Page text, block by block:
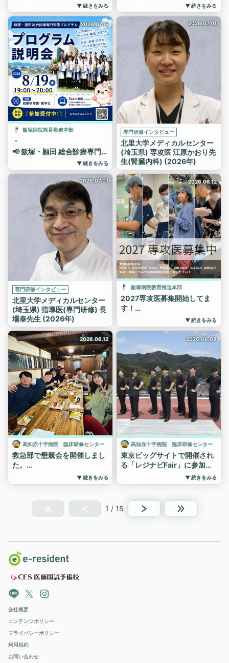
2026年8月に実施予定のイベ
ントです！
8月は救急科主催のセミナ
ー、初期研修プログラム説明
会、総合診療プログラム説明
会を開催します。
各イベント情報、参加申込は
プロフィールページのリンク
よりご覧いただけます。
@education_promotion_office
奮ってご参加ください😆
＃飯塚病院 #セミナー #初期
研修 #専門研修
▼ 続きをみる
2026 いいキャリラウンジ
～飯塚病院専門研修プログラ
ム個別オンライン説明会～
● いいキャリラウンジと
後期研修・専門研修をご検討
中の方向けの個別オンライン
プログラム説明会です。ご都
合に合わせて、診療科やプロ
グラムの担当医師と話ができ
ます！
見学になかなか行けない方
や、見学前に話を聞いておき
たい方はぜひご利用くださ
い！
希望の診療科の指導医と直
接つながり、あなたの都合が
良い時間にじっくり相談でき
ます。
● こんな方におすすめ！
・忙しくて病院見学に行く時
間がない
・合同説明会のスケジュール
が合わない
・見学前に、本音（カリキュ
ラムや福利厚生）を聞きたい
・指導医と1対1で、納得いく
まで話したい
・2027年度以降に後期研
修・専門研修を検討中の方
2026年4月～8月
● 日程・時間
平日30分程度
希望日時を申込フォームから
入力いただくと、担当が調整
いたします。
● 申込方法
プロフィールページのリンク
（linktr.eeまたは初期研修・
専門研修HP）よりお申込みい
ただけます。
@education_promotion_office
＜基幹プログラム＞
内科・総合診療(家庭医療）・
外科・救急科・産婦人科・小
児科・麻酔科
診療科の調整も可能です
#オンライン
▼ 続きをみる
2026.07.15
飯塚病院教育推進本部
・
📢 飯塚・頴田 総合診療専門研
修プログラム説明会 開催！
総合診療や家庭医療に興味の
ある方、進路を考えている方
8月19日（水）19:00〜
💻 Zoomにて「飯塚・頴田 総
合診療専門研修プログラム説
明会」を開催します！
こんな疑問はありませんか？
✅ どんな研修ができるの？
✅ 総合診療と家庭医療の違い
って？
✅ 病院の雰囲気は？
✅ 飯塚での生活は？
✅ 専門研修修了後のキャリア
は？
ホームページだけでは分から
ないことや、気になることを
実際に研修中の専攻医に直接
質問できる貴重な機会です✨
「少し気になる」「話だけで
も聞いてみたい」という方も
大歓迎！
ぜひお気軽にご参加ください
😊
🔗 事前登録はプロフィールの
リンク（linktr.ee）よりお願
いします
#飯塚病院 #総合診療 #家庭医
療 #総合診療専門医 #専門研
修
▼ 続きをみる
2026.07.01
専門研修インタビュー
北里大学メディカルセンター
(埼玉県) 専攻医 江原かおり先
生(腎臓内科) (2026年)
2026.07.01
専門研修インタビュー
北里大学メディカルセンター
(埼玉県) 指導医(専門研修) 長
場泰先生 (2026年)
2026.06.12
飯塚病院教育推進本部
2027専攻医募集開始してま
す！
来年度の進路はもうお決まり
ですか？
飯塚病院では見学・受験を絶
賛受付中です！
どの領域をとっても豊富な経
験と丁寧な指導体制は
整っています！
少しでも気になる方はまずは
見学に来てください👨‍⚕️
https://aih-
net.com/resident/contact/
senior_visit.html
#飯塚病院
#専門研修
#専攻医
#募集
▼ 続きをみる
2026.06.12
高知赤十字病院 臨床研修センター
救急部で懇親会を開催しまし
た。
実習に来てくれた高知大学６
年生と益田赤十字病院の2年
医が参加し、賑やかな時間を
過ごしました。
です😊
指導医の先生との距離が近い
のも、当院の魅力の一つ！
当院には、研修に積極的に関
さんいますので、ぜひ見学に
来てみてください。
の皆さんにとっても、当院で
の日々が素敵な経験になりま
すように😊
#高知赤十字病院 #救急部
▼ 続きをみる
2026.06.08
高知赤十字病院 臨床研修センター
東京ビッグサイトで開催され
る「レジナビFair」に参加し
高知県一丸となって、高知県
さん発信します。
当日は当院の研修医も2名ブ
▼ 続きをみる
1 / 15
会社概要
コンテンツポリシー
プライバシーポリシー
利用規約
お問い合わせ